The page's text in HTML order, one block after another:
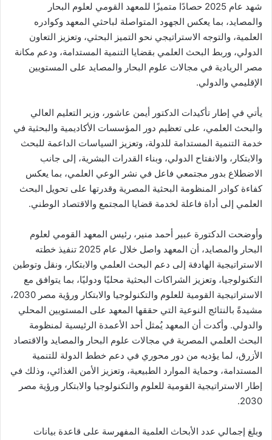
شهد عام 2025 حصادًا متميزًا للمعهد القومي لعلوم البحار
والمصايد، بما يعكس الجهود المتواصلة لباحثي المعهد وكوادره
العلمية، والتوجه الاستراتيجي نحو التميز البحثي، وتعزيز التعاون
الدولي، وربط البحث العلمي بقضايا التنمية المستدامة، ودعم مكانة
مصر الريادية في مجالات علوم البحار والمصايد على المستويين
الإقليمي والدولي.
يأتي في إطار تأكيدات الدكتور أيمن عاشور، وزير التعليم العالي
والبحث العلمي، على تعظيم دور المؤسسات الأكاديمية والبحثية في
خدمة التنمية المستدامة للدولة، وتعزيز السياسات الداعمة للبحث
والابتكار، والانفتاح الدولي، وبناء القدرات البشرية، إلى جانب
الاضطلاع بدور مجتمعي فاعل في نشر الوعي العلمي، بما يعكس
كفاءة كوادر المنظومة البحثية المصرية وقدرتها على تحويل البحث
العلمي إلى أداة فاعلة لخدمة قضايا المجتمع والاقتصاد الوطني.
وأوضحت الدكتورة عبير أحمد منير، رئيس المعهد القومي لعلوم
البحار والمصايد، أن المعهد واصل خلال عام 2025 تنفيذ خطته
الاستراتيجية الهادفة إلى دعم البحث العلمي والابتكار، ونقل وتوطين
التكنولوجيا، وتعزيز الشراكات البحثية محليًا ودوليًا، بما يتوافق مع
الاستراتيجية القومية للعلوم والتكنولوجيا والابتكار ورؤية مصر 2030،
مشيدةً بالنتائج النوعية التي حققها المعهد على المستويين المحلي
والدولي. وأكدت أن المعهد يُمثل أحد الأعمدة الرئيسية لمنظومة
البحث العلمي المصرية في مجالات علوم البحار والمصايد والاقتصاد
الأزرق، لما يؤديه من دور محوري في دعم خطط الدولة للتنمية
المستدامة، وحماية الموارد الطبيعية، وتعزيز الأمن الغذائي، وذلك في
إطار الاستراتيجية القومية للعلوم والتكنولوجيا والابتكار ورؤية مصر
2030.
وبلغ إجمالي عدد الأبحاث العلمية المفهرسة على قاعدة بيانات